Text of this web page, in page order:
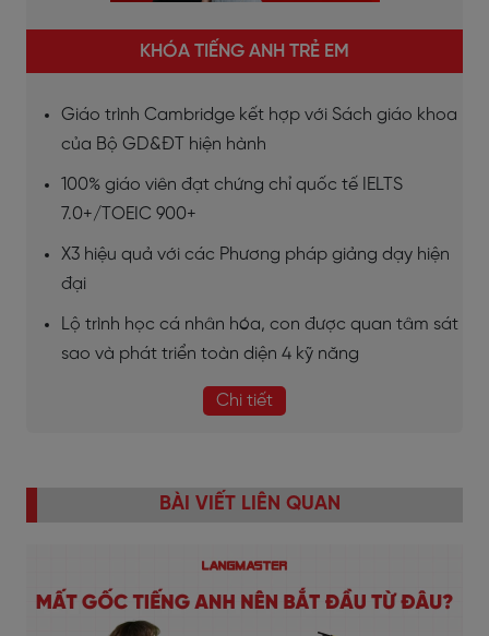
KHÓA TIẾNG ANH TRẺ EM
Giáo trình Cambridge kết hợp với Sách giáo khoa
của Bộ GD&ĐT hiện hành
100% giáo viên đạt chứng chỉ quốc tế IELTS
7.0+/TOEIC 900+
X3 hiệu quả với các Phương pháp giảng dạy hiện
đại
Lộ trình học cá nhân hóa, con được quan tâm sát
sao và phát triển toàn diện 4 kỹ năng
Chi tiết
BÀI VIẾT LIÊN QUAN